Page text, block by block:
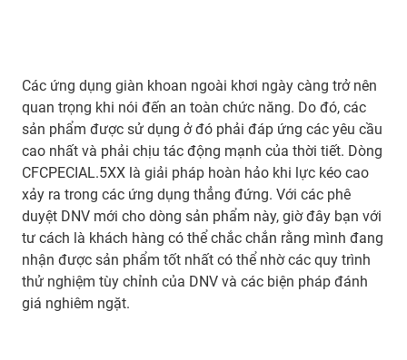
Các ứng dụng giàn khoan ngoài khơi ngày càng trở nên
quan trọng khi nói đến an toàn chức năng. Do đó, các
sản phẩm được sử dụng ở đó phải đáp ứng các yêu cầu
cao nhất và phải chịu tác động mạnh của thời tiết. Dòng
CFCPECIAL.5XX là giải pháp hoàn hảo khi lực kéo cao
xảy ra trong các ứng dụng thẳng đứng. Với các phê
duyệt DNV mới cho dòng sản phẩm này, giờ đây bạn với
tư cách là khách hàng có thể chắc chắn rằng mình đang
nhận được sản phẩm tốt nhất có thể nhờ các quy trình
thử nghiệm tùy chỉnh của DNV và các biện pháp đánh
giá nghiêm ngặt.